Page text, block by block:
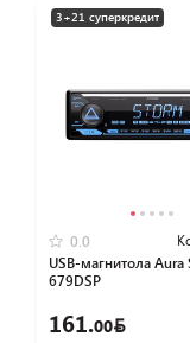
3+21 суперкредит
0.0
USB-магнитола Aura
679DSP
161.00